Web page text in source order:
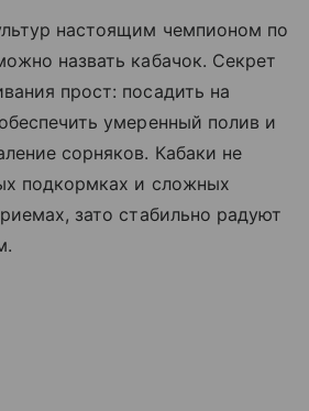
настоящим чемпионом по
назвать кабачок. Секрет
прост: посадить на
умеренный полив и
сорняков. Кабаки не
подкормках и сложных
зато стабильно радуют